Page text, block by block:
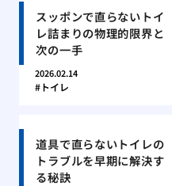
スッポンで直らないトイ
レ詰まりの物理的限界と
次の一手
2026.02.14
トイレ
道具で直らないトイレの
トラブルを早期に解決す
る秘訣